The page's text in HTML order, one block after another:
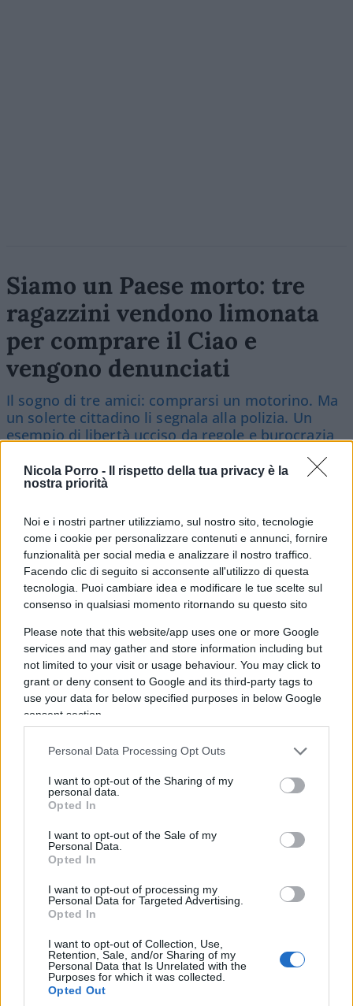
Nicola Porro -
Il rispetto della tua privacy è la
nostra priorità
Noi e i nostri partner utilizziamo, sul nostro sito, tecnologie
come i cookie per personalizzare contenuti e annunci, fornire
funzionalità per social media e analizzare il nostro traffico.
Facendo clic di seguito si acconsente all'utilizzo di questa
tecnologia. Puoi cambiare idea e modificare le tue scelte sul
consenso in qualsiasi momento ritornando su questo sito
Please note that this website/app uses one or more Google
services and may gather and store information including but
not limited to your visit or usage behaviour. You may click to
grant or deny consent to Google and its third-party tags to
use your data for below specified purposes in below Google
consent section.
Personal Data Processing Opt Outs
I want to opt-out of the Sharing of my
personal data.
Opted In
I want to opt-out of the Sale of my
Personal Data.
Opted In
I want to opt-out of processing my
Personal Data for Targeted Advertising.
Opted In
I want to opt-out of Collection, Use,
Retention, Sale, and/or Sharing of my
Personal Data that Is Unrelated with the
Purposes for which it was collected.
Opted Out
Siamo un Paese morto: tre
ragazzini vendono limonata
per comprare il Ciao e
vengono denunciati
Il sogno di tre amici: comprarsi un motorino. Ma
un solerte cittadino li segnala alla polizia. Un
esempio di libertà ucciso da regole e burocrazia
diAlessandro Bonelli
7 Agosto 2026, 9:30
3.6k
A Pradamano, piccola città alle porte di Udine, tre
amici di 13 e 14 anni (ancora senza smartphone,
complimenti sinceri ai genitori) hanno fatto